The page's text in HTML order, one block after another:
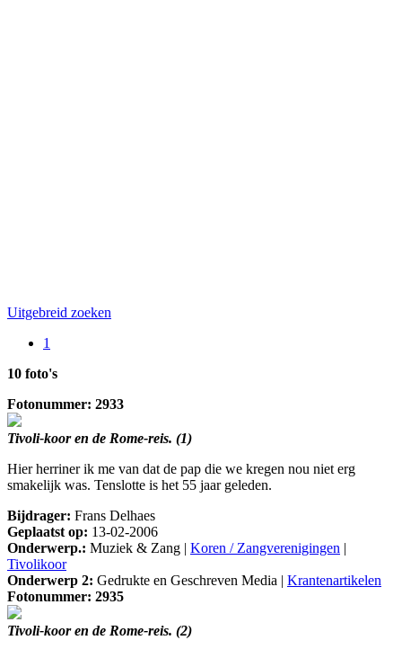
Uitgebreid zoeken
1
10 foto's
Fotonummer: 2933
Tivoli-koor en de Rome-reis. (1)
Hier herriner ik me van dat de pap die we kregen nou niet erg
smakelijk was. Tenslotte is het 55 jaar geleden.
Bijdrager: Frans Delhaes
Geplaatst op: 13-02-2006
Onderwerp.: Muziek & Zang | Koren / Zangverenigingen |
Tivolikoor
Onderwerp 2: Gedrukte en Geschreven Media | Krantenartikelen
Fotonummer: 2935
Tivoli-koor en de Rome-reis. (2)